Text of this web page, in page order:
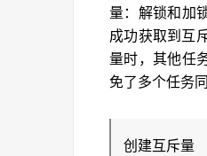
量：解锁和加
成功获取到互
量时，其他任
免了多个任务
创建互斥量